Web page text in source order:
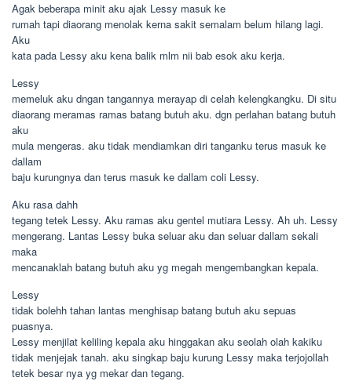
Agak beberapa minit aku ajak Lessy masuk ke
rumah tapi diaorang menolak kerna sakit semalam belum hilang lagi.
Aku
kata pada Lessy aku kena balik mlm nii bab esok aku kerja.
Lessy
memeluk aku dngan tangannya merayap di celah kelengkangku. Di situ
diaorang meramas ramas batang butuh aku. dgn perlahan batang butuh
aku
mula mengeras. aku tidak mendiamkan diri tanganku terus masuk ke
dallam
baju kurungnya dan terus masuk ke dallam coli Lessy.
Aku rasa dahh
tegang tetek Lessy. Aku ramas aku gentel mutiara Lessy. Ah uh. Lessy
mengerang. Lantas Lessy buka seluar aku dan seluar dallam sekali
maka
mencanaklah batang butuh aku yg megah mengembangkan kepala.
Lessy
tidak bolehh tahan lantas menghisap batang butuh aku sepuas
puasnya.
Lessy menjilat keliling kepala aku hinggakan aku seolah olah kakiku
tidak menjejak tanah. aku singkap baju kurung Lessy maka terjojollah
tetek besar nya yg mekar dan tegang.